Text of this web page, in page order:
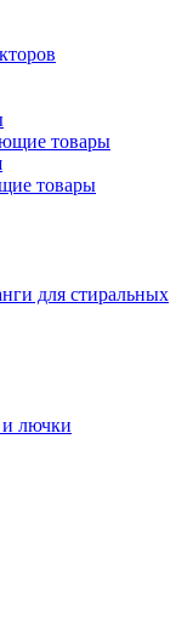
товары
товары
для стиральных
лючки